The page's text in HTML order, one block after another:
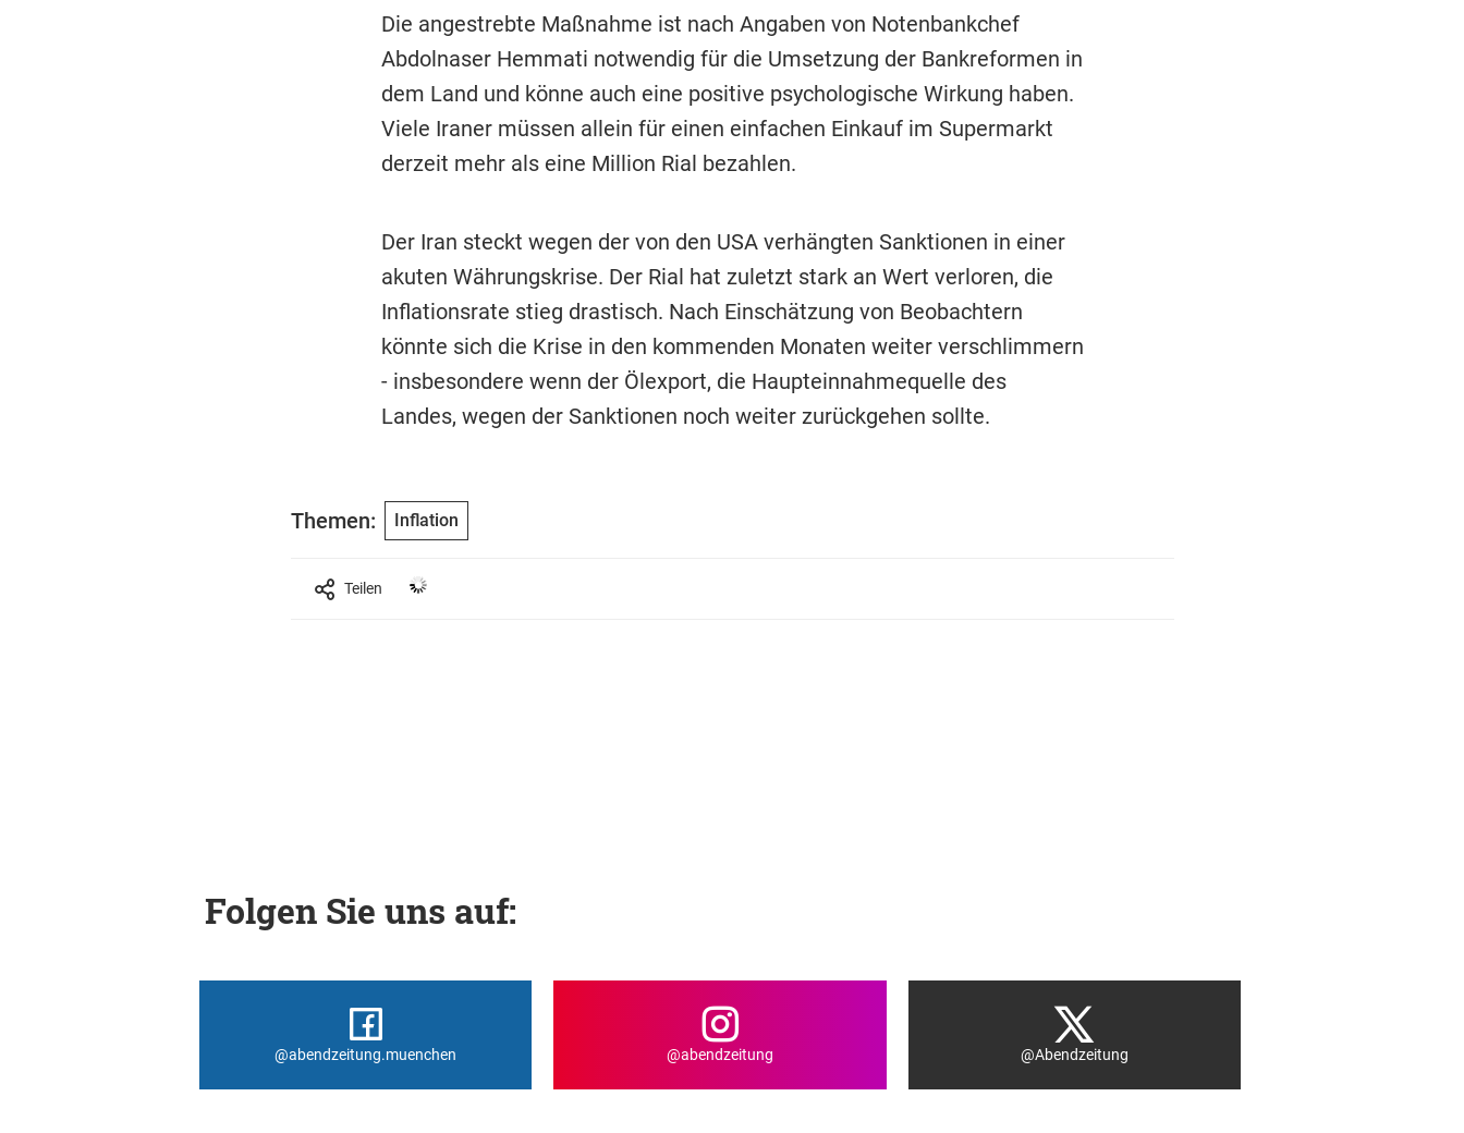
Die angestrebte Maßnahme ist nach Angaben von Notenbankchef
Abdolnaser Hemmati notwendig für die Umsetzung der Bankreformen in
dem Land und könne auch eine positive psychologische Wirkung haben.
Viele Iraner müssen allein für einen einfachen Einkauf im Supermarkt
derzeit mehr als eine Million Rial bezahlen.
Der Iran steckt wegen der von den USA verhängten Sanktionen in einer
akuten Währungskrise. Der Rial hat zuletzt stark an Wert verloren, die
Inflationsrate stieg drastisch. Nach Einschätzung von Beobachtern
könnte sich die Krise in den kommenden Monaten weiter verschlimmern
- insbesondere wenn der Ölexport, die Haupteinnahmequelle des
Landes, wegen der Sanktionen noch weiter zurückgehen sollte.
Themen: Inflation
Teilen
Folgen Sie uns auf:
@abendzeitung.muenchen @abendzeitung @Abendzeitung